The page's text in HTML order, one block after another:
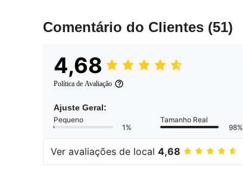
Comentário do Clientes (51)
4,68
Política de Avaliação
Ajuste Geral:
Pequeno
1%
Tamanho Real
98%
Ver avaliações de local 4,68